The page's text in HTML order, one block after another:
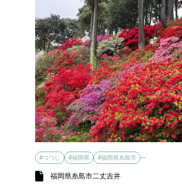
#つつじ #福岡県 #福岡県糸島市 …
福岡県糸島市二丈吉井